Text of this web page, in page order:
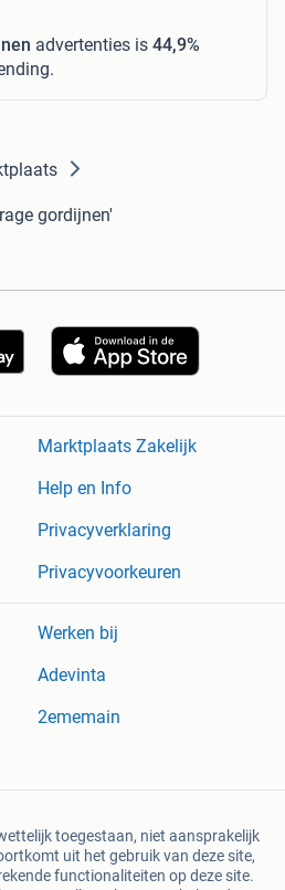
advertenties is 44,9%
gordijnen'
Marktplaats Zakelijk
Help en Info
Privacyverklaring
Privacyvoorkeuren
Werken bij
Adevinta
2ememain
toegestaan, niet aansprakelijk
uit het gebruik van deze site,
functionaliteiten op deze site.